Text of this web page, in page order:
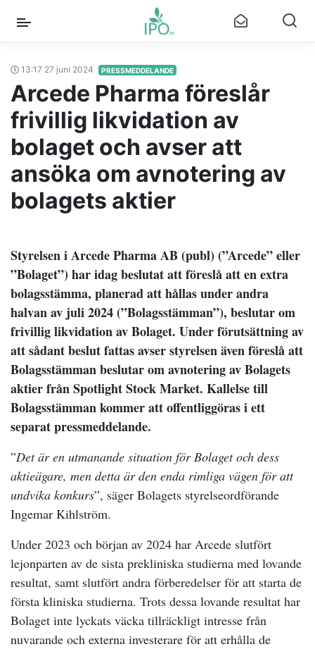
13:17 27 juni 2024 PRESSMEDDELANDE
Arcede Pharma föreslår
frivillig likvidation av
bolaget och avser att
ansöka om avnotering av
bolagets aktier
Styrelsen i Arcede Pharma AB (publ) (”Arcede” eller
”Bolaget”) har idag beslutat att föreslå att en extra
bolagsstämma, planerad att hållas under andra
halvan av juli 2024 (”Bolagsstämman”), beslutar om
frivillig likvidation av Bolaget. Under förutsättning av
att sådant beslut fattas avser styrelsen även föreslå att
Bolagsstämman beslutar om avnotering av Bolagets
aktier från Spotlight Stock Market. Kallelse till
Bolagsstämman kommer att offentliggöras i ett
separat pressmeddelande.
”Det är en utmanande situation för Bolaget och dess
aktieägare, men detta är den enda rimliga vägen för att
undvika konkurs”, säger Bolagets styrelseordförande
Ingemar Kihlström.
Under 2023 och början av 2024 har Arcede slutfört
lejonparten av de sista prekliniska studierna med lovande
resultat, samt slutfört andra förberedelser för att starta de
första kliniska studierna. Trots dessa lovande resultat har
Bolaget inte lyckats väcka tillräckligt intresse från
nuvarande och externa investerare för att erhålla de